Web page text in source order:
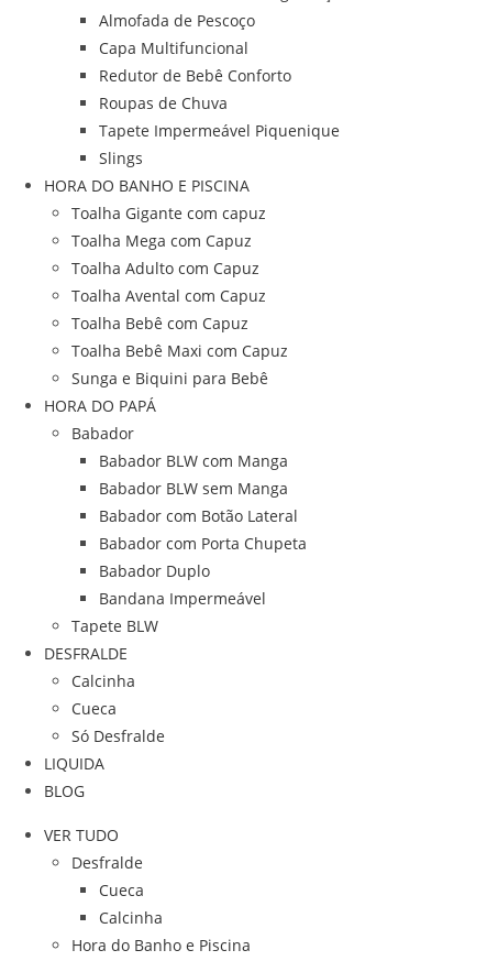
Almofada de Pescoço
Capa Multifuncional
Redutor de Bebê Conforto
Roupas de Chuva
Tapete Impermeável Piquenique
Slings
HORA DO BANHO E PISCINA
Toalha Gigante com capuz
Toalha Mega com Capuz
Toalha Adulto com Capuz
Toalha Avental com Capuz
Toalha Bebê com Capuz
Toalha Bebê Maxi com Capuz
Sunga e Biquini para Bebê
HORA DO PAPÁ
Babador
Babador BLW com Manga
Babador BLW sem Manga
Babador com Botão Lateral
Babador com Porta Chupeta
Babador Duplo
Bandana Impermeável
Tapete BLW
DESFRALDE
Calcinha
Cueca
Só Desfralde
LIQUIDA
BLOG
VER TUDO
Desfralde
Cueca
Calcinha
Hora do Banho e Piscina